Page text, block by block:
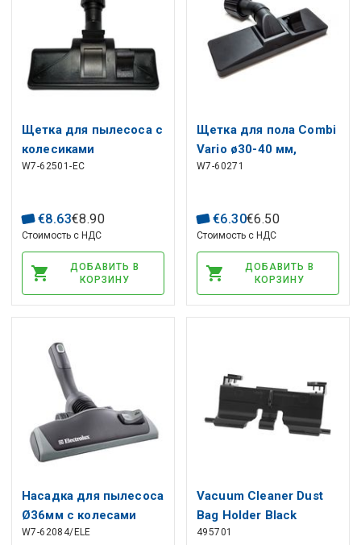
Щетка для пылесоса с
колесиками
универсальная 30-
W7-62501-EC
€8.63€8.90
Стоимость с НДС
ДОБАВИТЬ В
КОРЗИНУ
Щетка для пола Combi
Vario ø30-40 мм,
черная
W7-60271
€6.30€6.50
Стоимость с НДС
ДОБАВИТЬ В
КОРЗИНУ
Насадка для пылесоса
Ø36мм с колесами
ZE064, 2198578011
W7-62084/ELE
Vacuum Cleaner Dust
Bag Holder Black
495701